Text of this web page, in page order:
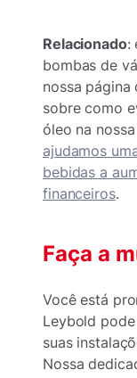
Relacionado:
bombas de
nossa
sobre como
óleo na
ajudamos
bebidas a
financeiros.
Faça a
Você está
Leybold
suas
Nossa